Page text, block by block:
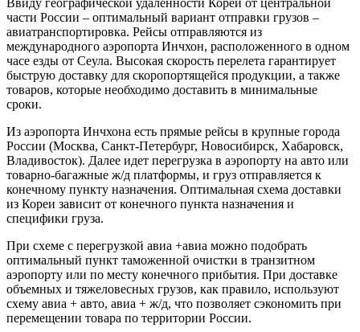
части России – оптимальный вариант отправки грузов –
авиатранспортировка. Рейсы отправляются из
международного аэропорта Инчхон, расположенного в одном
часе езды от Сеула. Высокая скорость перелета гарантирует
быструю доставку для скоропортящейся продукции, а также
товаров, которые необходимо доставить в минимальные
сроки.
Из аэропорта Инчхона есть прямые рейсы в крупные города
России (Москва, Санкт-Петербург, Новосибирск, Хабаровск,
Владивосток). Далее идет перегрузка в аэропорту на авто или
товарно-багажные ж/д платформы, и груз отправляется к
конечному пункту назначения. Оптимальная схема доставки
из Кореи зависит от конечного пункта назначения и
специфики груза.
При схеме с перегрузкой авиа +авиа можно подобрать
оптимальный пункт таможенной очистки в транзитном
аэропорту или по месту конечного прибытия. При доставке
объемных и тяжеловесных грузов, как правило, используют
схему авиа + авто, авиа + ж/д, что позволяет сэкономить при
перемещении товара по территории России.